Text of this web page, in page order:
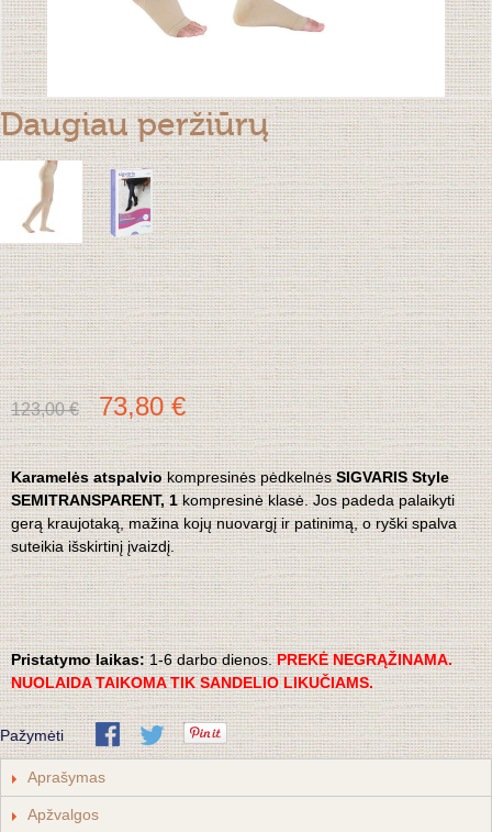
Daugiau peržiūrų
123,00 € 73,80 €
Karamelės atspalviokompresinės pėdkelnėsSIGVARIS Style
SEMITRANSPARENT, 1kompresinė klasė. Jos padeda palaikyti
gerą kraujotaką, mažina kojų nuovargį ir patinimą, o ryški spalva
suteikia išskirtinį įvaizdį.
Pristatymo laikas:1-6 darbo dienos. PREKĖ NEGRĄŽINAMA.
NUOLAIDA TAIKOMA TIK SANDELIO LIKUČIAMS.
Pažymėti
Aprašymas
Apžvalgos